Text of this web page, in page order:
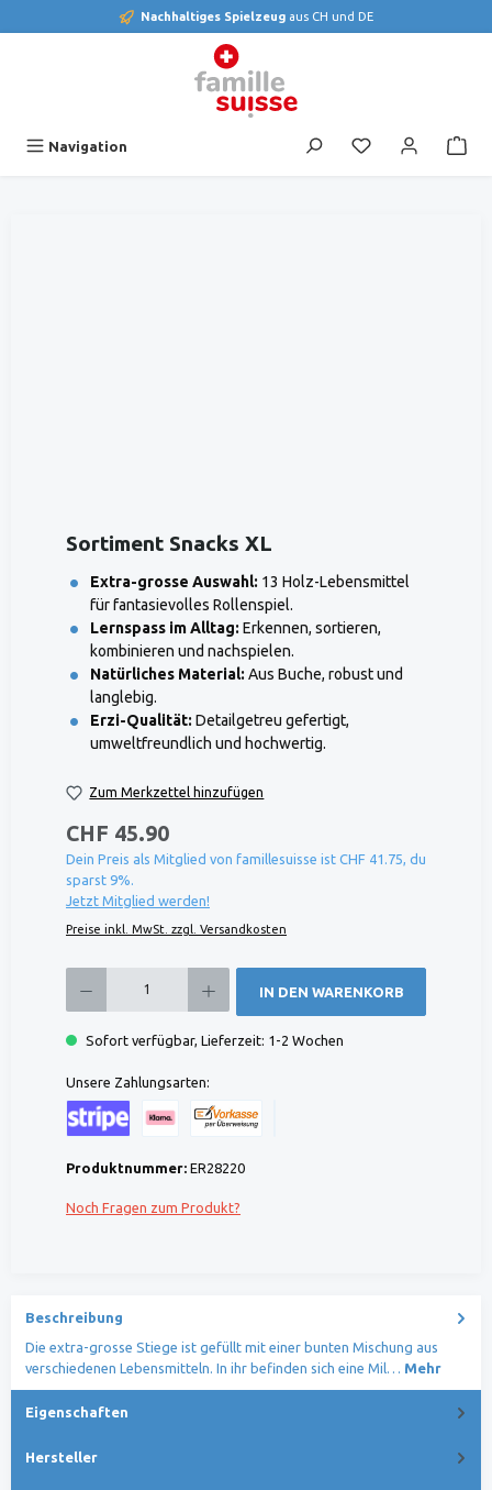
Nachhaltiges Spielzeug aus CH und DE
Navigation Du hast 0
Sortiment Snacks XL
Extra-grosse Auswahl: 13 Holz-Lebensmittel
für fantasievolles Rollenspiel.
Lernspass im Alltag: Erkennen, sortieren,
kombinieren und nachspielen.
Natürliches Material: Aus Buche, robust und
langlebig.
Erzi-Qualität: Detailgetreu gefertigt,
umweltfreundlich und hochwertig.
Zum Merkzettel hinzufügen
CHF 45.90
Dein Preis als Mitglied von famillesuisse ist CHF 41.75, du
sparst 9%.
Jetzt Mitglied werden!
Preise inkl. MwSt. zzgl. Versandkosten
IN DEN WARENKORB
Sofort verfügbar, Lieferzeit: 1-2 Wochen
Unsere Zahlungsarten:
Produktnummer: ER28220
Noch Fragen zum Produkt?
Beschreibung
Die extra-grosse Stiege ist gefüllt mit einer bunten Mischung aus
verschiedenen Lebensmitteln. In ihr befinden sich eine Mil… Mehr
Eigenschaften
Hersteller